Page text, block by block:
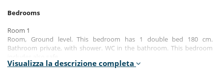
Bedrooms
Room 1
Room, Ground level. This bedroom has 1 double bed 180 cm.
Bathroom private, with shower. WC in the bathroom. This bedroom
Visualizza la descrizione completa